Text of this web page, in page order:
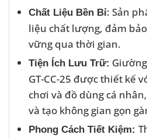
Chất Liệu Bền Bỉ: Sản
liệu chất lượng, đảm
vững qua thời gian.
Tiện Ích Lưu Trữ:
GT-CC-25 được thiết kế
chơi và đồ dùng cá
và tạo không gian gọn
Phong Cách Tiết Kiệm: